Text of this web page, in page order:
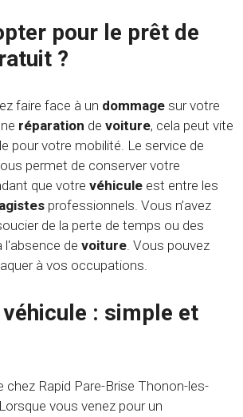
pour le prêt de
?
faire face à un dommage sur votre
réparation de voiture, cela peut vite
pour votre mobilité. Le service de
permet de conserver votre
que votre véhicule est entre les
professionnels. Vous n’avez
de la perte de temps ou des
l'absence de voiture. Vous pouvez
à vos occupations.
: simple et
chez Rapid Pare-Brise Thonon-les-
vous venez pour un